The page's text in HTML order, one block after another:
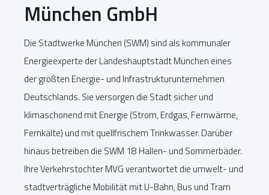
München GmbH
Die Stadtwerke München (SWM) sind als kommunaler
Energieexperte der Landeshauptstadt München eines
der größten Energie- und Infrastrukturunternehmen
Deutschlands. Sie versorgen die Stadt sicher und
klimaschonend mit Energie (Strom, Erdgas, Fernwärme,
Fernkälte) und mit quellfrischem Trinkwasser. Darüber
hinaus betreiben die SWM 18 Hallen- und Sommerbäder.
Ihre Verkehrstochter MVG verantwortet die umwelt- und
stadtverträgliche Mobilität mit U-Bahn, Bus und Tram